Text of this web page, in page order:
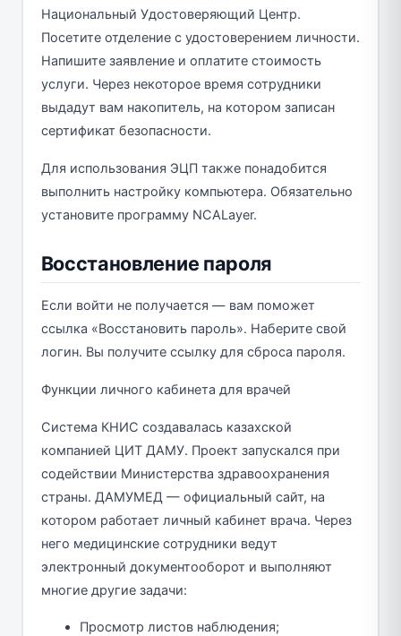
Национальный Удостоверяющий Центр.
Посетите отделение с удостоверением личности.
Напишите заявление и оплатите стоимость
услуги. Через некоторое время сотрудники
выдадут вам накопитель, на котором записан
сертификат безопасности.
Для использования ЭЦП также понадобится
выполнить настройку компьютера. Обязательно
установите программу NCALayer.
Восстановление пароля
Если войти не получается — вам поможет
ссылка «Восстановить пароль». Наберите свой
логин. Вы получите ссылку для сброса пароля.
Функции личного кабинета для врачей
Система КНИС создавалась казахской
компанией ЦИТ ДАМУ. Проект запускался при
содействии Министерства здравоохранения
страны. ДАМУМЕД — официальный сайт, на
котором работает личный кабинет врача. Через
него медицинские сотрудники ведут
электронный документооборот и выполняют
многие другие задачи:
Просмотр листов наблюдения;